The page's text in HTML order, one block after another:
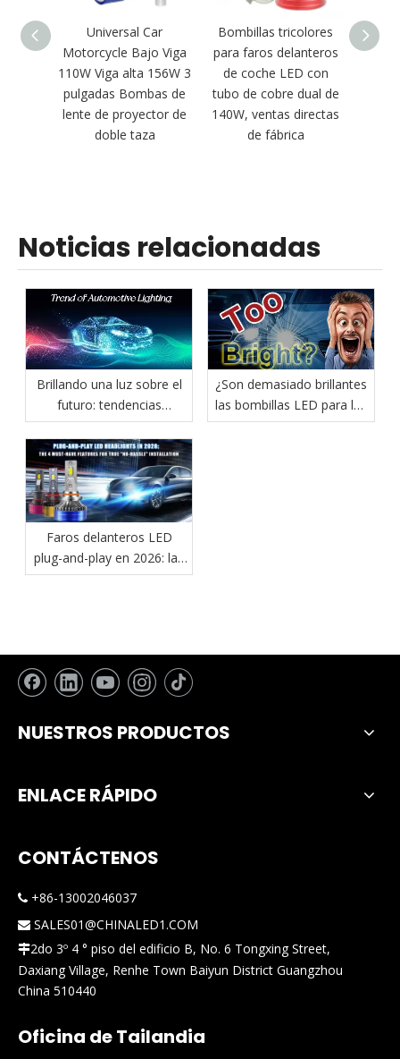
Universal Car
Motorcycle Bajo Viga
110W Viga alta 156W 3
pulgadas Bombas de
lente de proyector de
doble taza
Bombillas tricolores
para faros delanteros
de coche LED con
tubo de cobre dual de
140W, ventas directas
de fábrica
La
del
Noticias relacionadas
Brillando una luz sobre el
futuro: tendencias
innovadoras en la
iluminación automotriz
¿Son demasiado brillantes
las bombillas LED para los
faros?
Faros delanteros LED
plug-and-play en 2026: las
4 características
NUESTROS PRODUCTOS
ENLACE RÁPIDO
CONTÁCTENOS
 +86-13002046037
 SALES01@CHINALED1.COM
2do 3º 4 ° piso del edificio B, No. 6 Tongxing Street,
Daxiang Village, Renhe Town Baiyun District Guangzhou
China 510440
Oficina de Tailandia